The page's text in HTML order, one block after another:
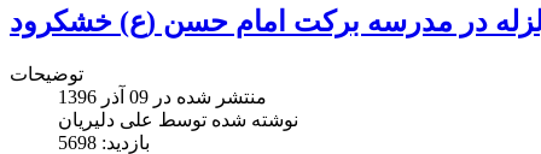
در مدرسه برکت امام حسن (ع) خشکرود
توضیحات
منتشر شده در 09 آذر 1396
نوشته شده توسط علی دلیریان
بازدید: 5698